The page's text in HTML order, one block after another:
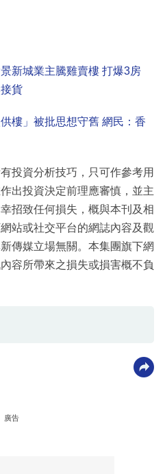
新城業主騰雞賣樓 打爆3房
貨
供樓」被批思想守舊 網民：香
投資分析技巧，只可作參考用
出投資決定前理應審慎，並主
招致任何損失，概與本刊及相
站或社交平台的網誌內容及觀
傳媒立場無關。本集團旗下網
容所帶來之損失或損害概不負
廣告